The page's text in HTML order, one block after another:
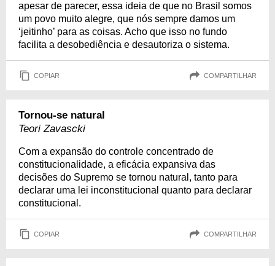
apesar de parecer, essa ideia de que no Brasil somos
um povo muito alegre, que nós sempre damos um
‘jeitinho’ para as coisas. Acho que isso no fundo
facilita a desobediência e desautoriza o sistema.
COPIAR COMPARTILHAR
Tornou-se natural
Teori Zavascki
Com a expansão do controle concentrado de
constitucionalidade, a eficácia expansiva das
decisões do Supremo se tornou natural, tanto para
declarar uma lei inconstitucional quanto para declarar
constitucional.
COPIAR COMPARTILHAR